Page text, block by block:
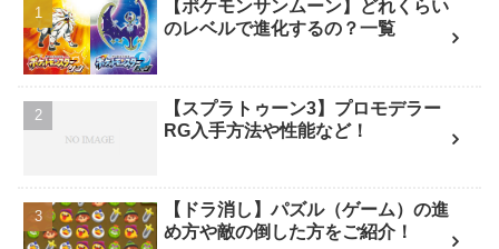
【ポケモンサンムーン】どれくらい
のレベルで進化するの？一覧
【スプラトゥーン3】プロモデラー
RG入手方法や性能など！
【ドラ消し】パズル（ゲーム）の進
め方や敵の倒した方をご紹介！